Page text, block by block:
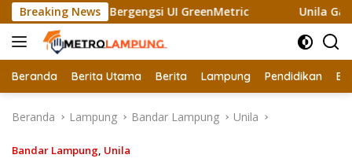
Langsung
ke
konten
Breaking News
Sertifikat Bergengsi UI GreenMetric Unila
Beranda Berita Utama Berita Lampung Pendidikan
Beranda Lampung Bandar Lampung Unila
Bandar Lampung, Unila